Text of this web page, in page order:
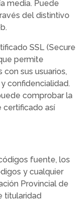
media. Puede
del distintivo
SSL (Secure
permite
sus usuarios,
confidencialidad.
comprobar la
certificado así
fuente, los
y cualquier
Provincial de
titularidad